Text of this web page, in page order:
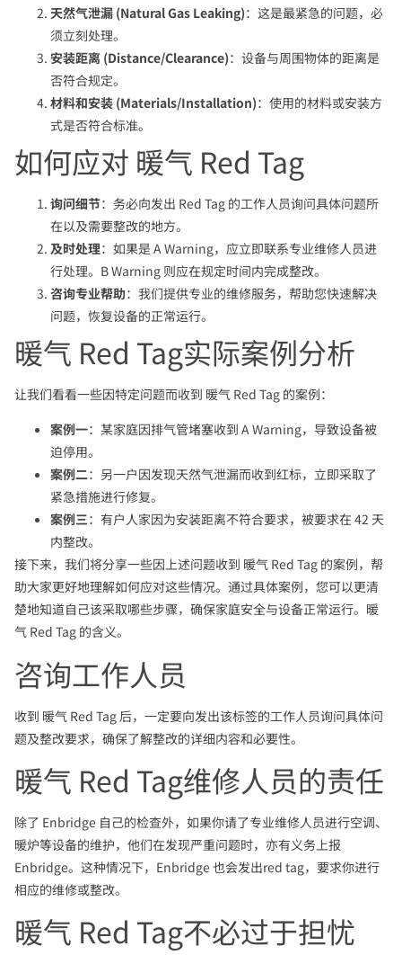
天然气泄漏 (Natural Gas Leaking)：这是最紧急的问题，必
须立刻处理。
安装距离 (Distance/Clearance)：设备与周围物体的距离是
否符合规定。
材料和安装 (Materials/Installation)：使用的材料或安装方
式是否符合标准。
如何应对 暖气 Red Tag
询问细节：务必向发出 Red Tag 的工作人员询问具体问题所
在以及需要整改的地方。
及时处理：如果是 A Warning，应立即联系专业维修人员进
行处理。B Warning 则应在规定时间内完成整改。
咨询专业帮助：我们提供专业的维修服务，帮助您快速解决
问题，恢复设备的正常运行。
暖气 Red Tag实际案例分析
让我们看看一些因特定问题而收到 暖气 Red Tag 的案例：
案例一：某家庭因排气管堵塞收到 A Warning，导致设备被
迫停用。
案例二：另一户因发现天然气泄漏而收到红标，立即采取了
紧急措施进行修复。
案例三：有户人家因为安装距离不符合要求，被要求在 42 天
内整改。
接下来，我们将分享一些因上述问题收到 暖气 Red Tag 的案例，帮
助大家更好地理解如何应对这些情况。通过具体案例，您可以更清
楚地知道自己该采取哪些步骤，确保家庭安全与设备正常运行。暖
气 Red Tag 的含义。
咨询工作人员
收到 暖气 Red Tag 后，一定要向发出该标签的工作人员询问具体问
题及整改要求，确保了解整改的详细内容和必要性。
暖气 Red Tag维修人员的责任
除了 Enbridge 自己的检查外，如果你请了专业维修人员进行空调、
暖炉等设备的维护，他们在发现严重问题时，亦有义务上报
Enbridge。这种情况下，Enbridge 也会发出red tag，要求你进行
相应的维修或整改。
暖气 Red Tag不必过于担忧